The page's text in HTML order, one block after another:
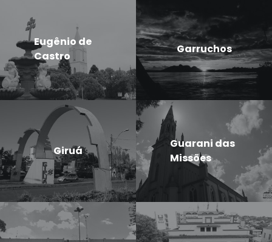
Eugênio de
Castro
Garruchos
Giruá
Guarani das
Missões